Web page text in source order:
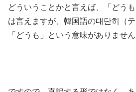
どういうことかと言えば、「どう
は言えますが、韓国語の대단히（
「どうも」という意味がありません